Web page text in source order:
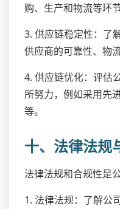
购、生产和物流等环节
3. 供应链稳定性：了
供应商的可靠性、物
4. 供应链优化：评估
所努力，例如采用先
等。
十、法律法规
法律法规和合规性是
1. 法律法规：了解公